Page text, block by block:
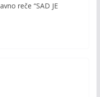
reče “SAD JE